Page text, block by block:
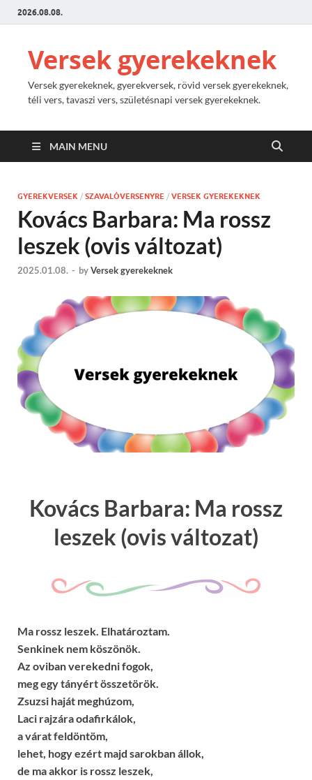
2026.08.08.
Versek gyerekeknek
Versek gyerekeknek, gyerekversek, rövid versek gyerekeknek,
téli vers, tavaszi vers, születésnapi versek gyerekeknek.
MAIN MENU
GYEREKVERSEK / SZAVALÓVERSENYRE / VERSEK GYEREKEKNEK
Kovács Barbara: Ma rossz
leszek (ovis változat)
2025.01.08. - byVersek gyerekeknek
Kovács Barbara: Ma rossz
leszek (ovis változat)
Ma rossz leszek. Elhatároztam.
Senkinek nem köszönök.
Az oviban verekedni fogok,
meg egy tányért összetörök.
Zsuzsi haját meghúzom,
Laci rajzára odafirkálok,
a várat feldöntöm,
lehet, hogy ezért majd sarokban állok,
de ma akkor is rossz leszek,